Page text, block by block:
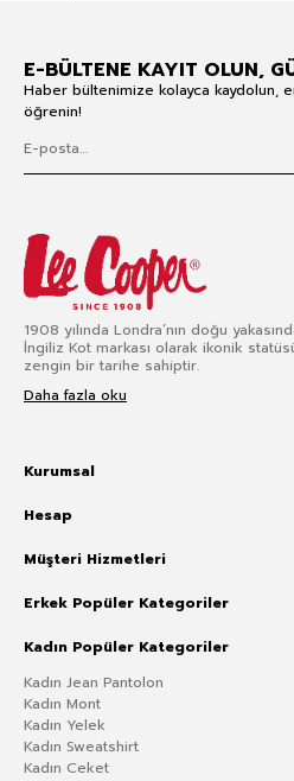
E-BÜLTENE KAYIT OLUN,
Haber bültenimize kolayca kaydolun,
öğrenin!
1908 yılında Londra’nın doğu
İngiliz Kot markası olarak ikonik
zengin bir tarihe sahiptir.
Daha fazla oku
Kurumsal
Hesap
Müşteri Hizmetleri
Erkek Popüler Kategoriler
Kadın Popüler Kategoriler
Kadın Jean Pantolon
Kadın Mont
Kadın Yelek
Kadın Sweatshirt
Kadın Ceket